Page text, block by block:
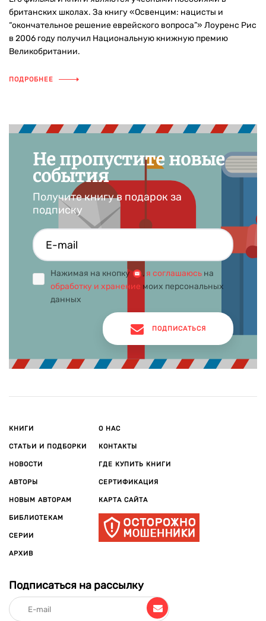
британских школах. За книгу «Освенцим: нацисты и
“окончательное решение еврейского вопроса”» Лоуренс Рис
в 2006 году получил Национальную книжную премию
Великобритании.
ПОДРОБНЕЕ
Не пропустите новые
события
Получите книгу в подарок за
подписку
Нажимая на кнопку , я соглашаюсь на
обработку и хранение моих персональных
данных
ПОДПИСАТЬСЯ
КНИГИ
СТАТЬИ И ПОДБОРКИ
НОВОСТИ
АВТОРЫ
НОВЫМ АВТОРАМ
БИБЛИОТЕКАМ
СЕРИИ
АРХИВ
О НАС
КОНТАКТЫ
ГДЕ КУПИТЬ КНИГИ
СЕРТИФИКАЦИЯ
КАРТА САЙТА
Подписаться на рассылку